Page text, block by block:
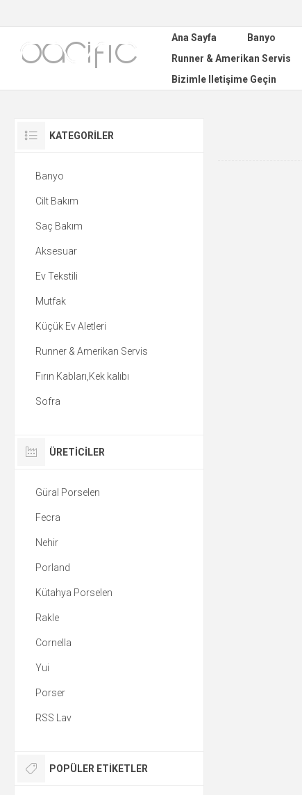
Ana Sayfa Banyo
Runner & Amerikan Servis
Bizimle Iletişime Geçin
KATEGORILER
Banyo
Cilt Bakım
Saç Bakım
Aksesuar
Ev Tekstili
Mutfak
Küçük Ev Aletleri
Runner & Amerikan Servis
Fırın Kabları,Kek kalıbı
Sofra
ÜRETICILER
Güral Porselen
Fecra
Nehir
Porland
Kütahya Porselen
Rakle
Cornella
Yui
Porser
RSS Lav
POPÜLER ETIKETLER